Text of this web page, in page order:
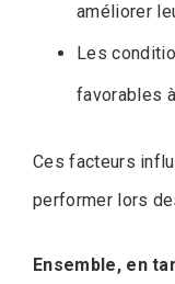
améliorer
Les
favorables
Ces facteurs
performer lors
Ensemble, en